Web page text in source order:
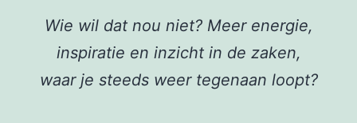
Wie wil dat nou niet? Meer energie,
inspiratie en inzicht in de zaken,
waar je steeds weer tegenaan loopt?